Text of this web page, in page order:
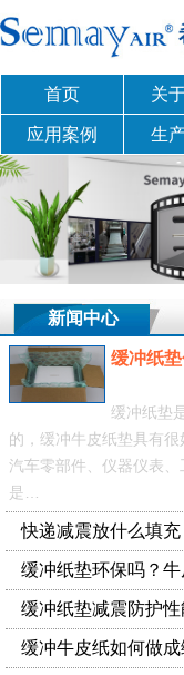
首页 关
应用案例 生
新闻中心
缓冲纸垫
缓冲纸垫
的，缓冲牛皮纸垫具有
汽车零部件、仪器仪表
是…
快递减震放什么填
缓冲纸垫环保吗？
缓冲纸垫减震防护性
缓冲牛皮纸如何做